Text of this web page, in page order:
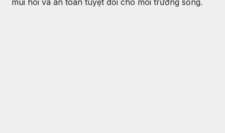
mùi hôi và an toàn tuyệt đối cho môi trường sống.